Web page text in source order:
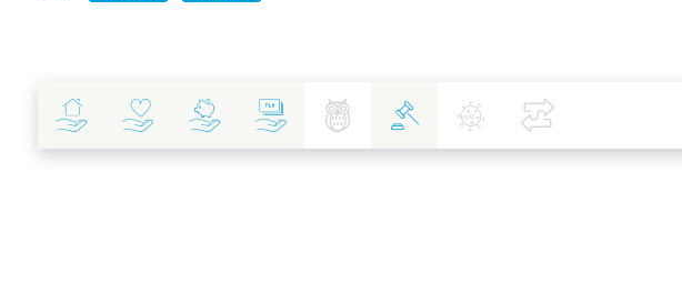
UbezpieczeniaZdrowie Inwestycje Bankowość Najlepsze Praktyki
Polityka Covid-19